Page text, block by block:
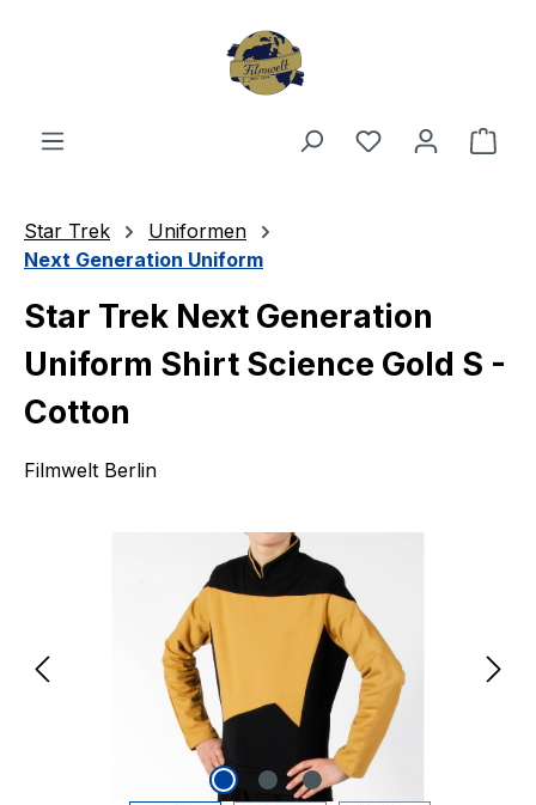
Du hast 0
Star Trek
Uniformen
Next Generation Uniform
Star Trek Next Generation
Uniform Shirt Science Gold S -
Cotton
Filmwelt Berlin